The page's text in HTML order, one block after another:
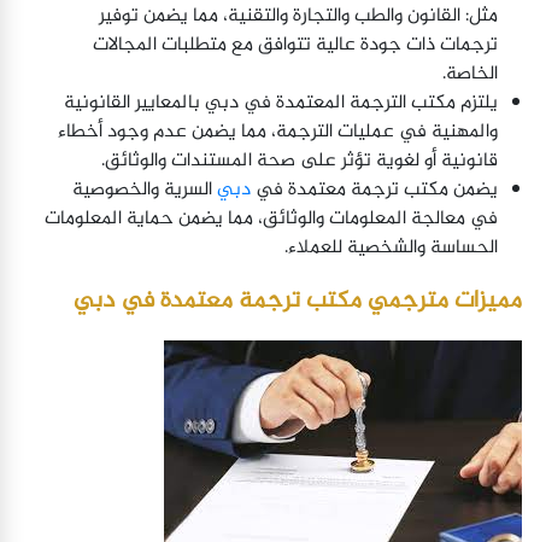
مثل: القانون والطب والتجارة والتقنية، مما يضمن توفير
ترجمات ذات جودة عالية تتوافق مع متطلبات المجالات
الخاصة.
يلتزم مكتب الترجمة المعتمدة في دبي بالمعايير القانونية
والمهنية في عمليات الترجمة، مما يضمن عدم وجود أخطاء
قانونية أو لغوية تؤثر على صحة المستندات والوثائق.
يضمن مكتب ترجمة معتمدة فيدبيالسرية والخصوصية
في معالجة المعلومات والوثائق، مما يضمن حماية المعلومات
الحساسة والشخصية للعملاء.
مميزات مترجمي مكتب ترجمة معتمدة في دبي